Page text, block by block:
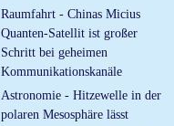
Raumfahrt - Chinas Micius
Quanten-Satellit ist großer
Schritt bei geheimen
Kommunikationskanäle
Astronomie - Hitzewelle in der
polaren Mesosphäre lässt